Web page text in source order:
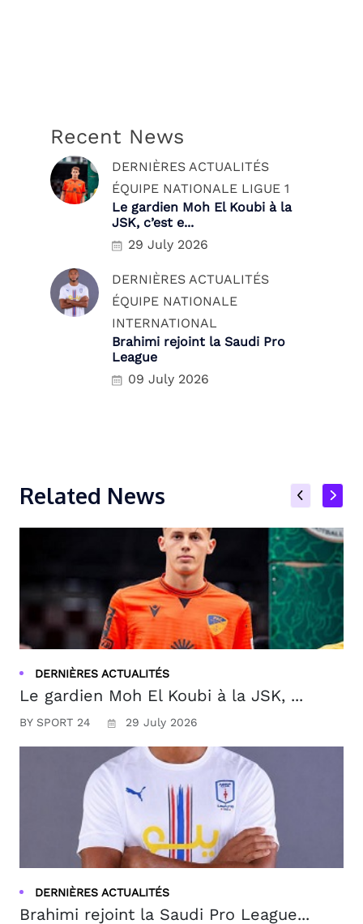
Recent News
DERNIÈRES ACTUALITÉS
ÉQUIPE NATIONALE LIGUE 1
Le gardien Moh El Koubi à la
JSK, c’est e...
29 July 2026
DERNIÈRES ACTUALITÉS
ÉQUIPE NATIONALE
INTERNATIONAL
Brahimi rejoint la Saudi Pro
League
09 July 2026
Related News
DERNIÈRES ACTUALITÉS
Le gardien Moh El Koubi à la JSK, ...
BY SPORT 24 29 July 2026
DERNIÈRES ACTUALITÉS
Brahimi rejoint la Saudi Pro League...